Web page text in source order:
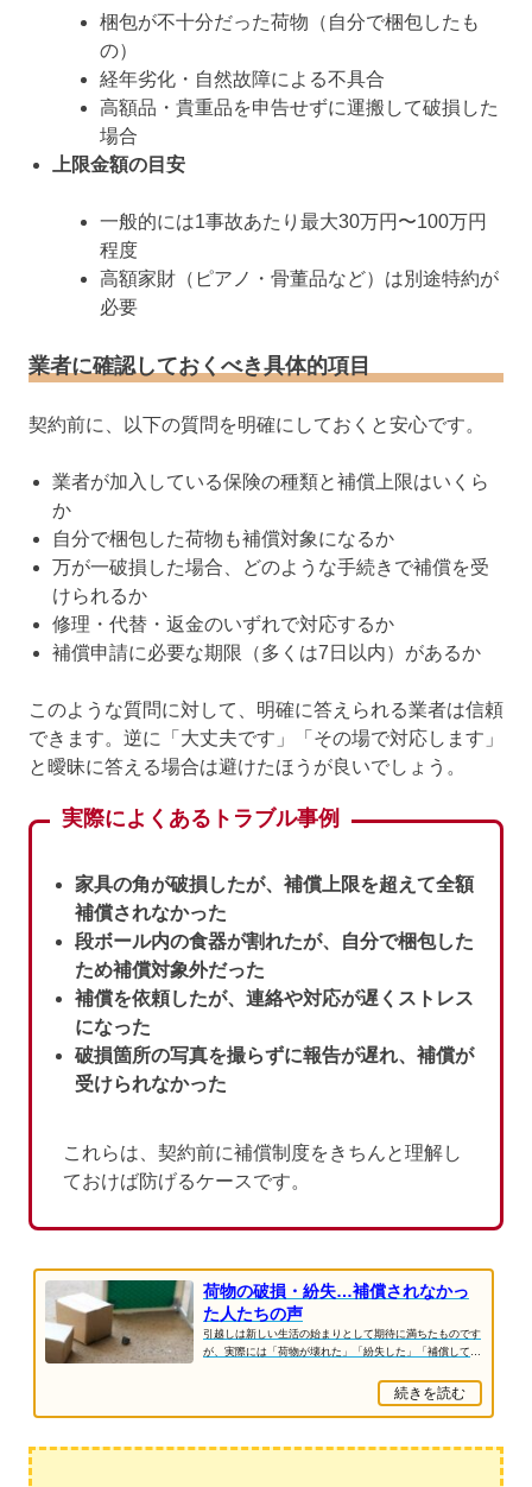
梱包が不十分だった荷物（自分で梱包したも
の）
経年劣化・自然故障による不具合
高額品・貴重品を申告せずに運搬して破損した
場合
上限金額の目安
一般的には1事故あたり最大30万円〜100万円
程度
高額家財（ピアノ・骨董品など）は別途特約が
必要
業者に確認しておくべき具体的項目
契約前に、以下の質問を明確にしておくと安心です。
業者が加入している保険の種類と補償上限はいくら
か
自分で梱包した荷物も補償対象になるか
万が一破損した場合、どのような手続きで補償を受
けられるか
修理・代替・返金のいずれで対応するか
補償申請に必要な期限（多くは7日以内）があるか
このような質問に対して、明確に答えられる業者は信頼
できます。逆に「大丈夫です」「その場で対応します」
と曖昧に答える場合は避けたほうが良いでしょう。
実際によくあるトラブル事例
家具の角が破損したが、補償上限を超えて全額
補償されなかった
段ボール内の食器が割れたが、自分で梱包した
ため補償対象外だった
補償を依頼したが、連絡や対応が遅くストレス
になった
破損箇所の写真を撮らずに報告が遅れ、補償が
受けられなかった
これらは、契約前に補償制度をきちんと理解し
ておけば防げるケースです。
荷物の破損・紛失…補償されなかっ
た人たちの声
引越しは新しい生活の始まりとして期待に満ちたものです
が、実際には「荷物が壊れた」「紛失した」「補償しても
続きを読む